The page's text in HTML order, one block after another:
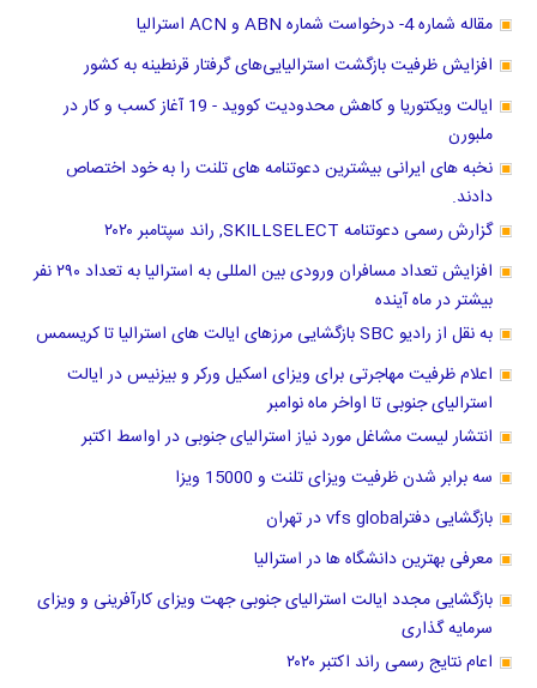
مقاله شماره 4- درخواست شماره ABN و ACN استرالیا
افزایش ظرفیت بازگشت استرالیایی‌های گرفتار قرنطینه به کشور
ایالت ویکتوریا و کاهش محدودیت کووید - 19 آغاز کسب و کار در
ملبورن
نخبه های ایرانی بیشترین دعوتنامه های تلنت را به خود اختصاص
دادند.
گزارش رسمی دعوتنامه SKILLSELECT, راند سپتامبر ۲۰۲۰
افزایش تعداد مسافران ورودی بین المللی به استرالیا به تعداد ۲۹۰ نفر
بیشتر در ماه آینده
به نقل از رادیو SBC بازگشایی مرزهای ایالت های استرالیا تا کریسمس
اعلام ظرفیت مهاجرتی برای ویزای اسکیل ورکر و بیزنیس در ایالت
استرالیای جنوبی تا اواخر ماه نوامبر
انتشار لیست مشاغل مورد نیاز استرالیای جنوبی در اواسط اکتبر
سه برابر شدن ظرفیت ویزای تلنت و 15000 ویزا
بازگشایی دفترvfs global در تهران
معرفی بهترین دانشگاه ها در استرالیا
بازگشایی مجدد ایالت استرالیای جنوبی جهت ویزای کارآفرینی و ویزای
سرمایه گذاری
اعام نتایج رسمی راند اکتبر ۲۰۲۰